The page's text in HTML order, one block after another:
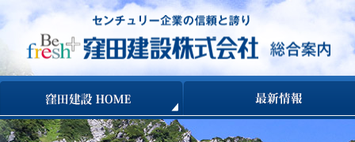
コンテンツへ移動